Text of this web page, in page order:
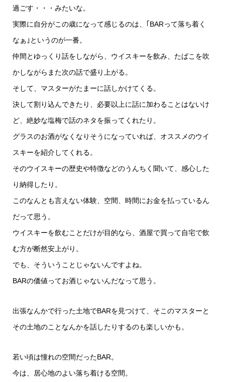
過ごす・・・みたいな。
実際に自分がこの歳になって感じるのは、｢BARって落ち着く
なぁ｣というのが一番。
仲間とゆっくり話をしながら、ウイスキーを飲み、たばこを吹
かしながらまた次の話で盛り上がる。
そして、マスターがたまーに話しかけてくる。
決して割り込んできたり、必要以上に話に加わることはないけ
ど、絶妙な塩梅で話のネタを振ってくれたり。
グラスのお酒がなくなりそうになっていれば、オススメのウイ
スキーを紹介してくれる。
そのウイスキーの歴史や特徴などのうんちく聞いて、感心した
り納得したり。
このなんとも言えない体験、空間、時間にお金を払っているん
だって思う。
ウイスキーを飲むことだけが目的なら、酒屋で買って自宅で飲
む方が断然安上がり。
でも、そういうことじゃないんですよね。
BARの価値ってお酒じゃないんだなって思う。
出張なんかで行った土地でBARを見つけて、そこのマスターと
その土地のことなんかを話したりするのも楽しいかも。
若い頃は憧れの空間だったBAR。
今は、居心地のよい落ち着ける空間。